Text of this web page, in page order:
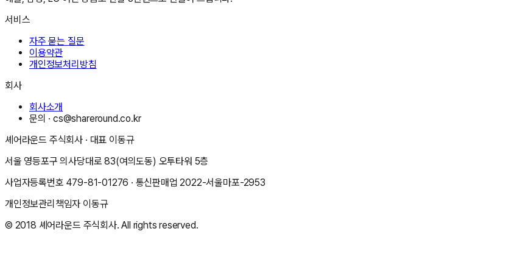
서비스
자주 묻는 질문
이용약관
개인정보처리방침
회사
회사소개
문의 ·cs@shareround.co.kr
셰어라운드 주식회사 · 대표 이동규
서울 영등포구 의사당대로 83(여의도동) 오투타워 5층
사업자등록번호 479-81-01276 · 통신판매업2022-서울마포-2953
개인정보관리책임자 이동규
© 2018 셰어라운드 주식회사. All rights reserved.